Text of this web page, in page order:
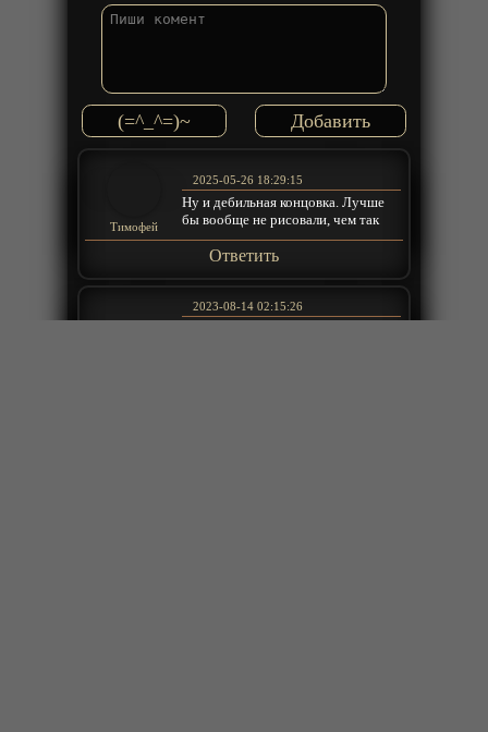
(=^_^=)~
Тимофей
2025-05-26 18:29:15
Ну и дебильная концовка. Лучше
бы вообще не рисовали, чем так
Ответить
2023-08-14 02:15:26